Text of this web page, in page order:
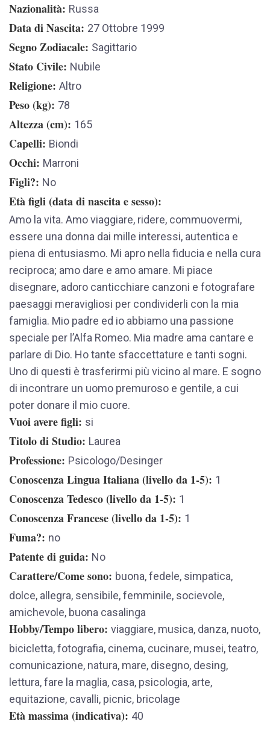
Nazionalità Russa
Data di Nascita 27 Ottobre 1999
Segno Zodiacale Sagittario
Stato Civile Nubile
Religione Altro
Peso (kg) 78
Altezza (cm) 165
Capelli Biondi
Occhi Marroni
Figli? No
Età figli (data di nascita e sesso)
Amo la vita. Amo viaggiare, ridere, commuovermi,
essere una donna dai mille interessi, autentica e
piena di entusiasmo. Mi apro nella fiducia e nella cura
reciproca; amo dare e amo amare. Mi piace
disegnare, adoro canticchiare canzoni e fotografare
paesaggi meravigliosi per condividerli con la mia
famiglia. Mio padre ed io abbiamo una passione
speciale per l’Alfa Romeo. Mia madre ama cantare e
parlare di Dio. Ho tante sfaccettature e tanti sogni.
Uno di questi è trasferirmi più vicino al mare. E sogno
di incontrare un uomo premuroso e gentile, a cui
poter donare il mio cuore.
Vuoi avere figli si
Titolo di Studio Laurea
Professione Psicologo/Desinger
Conoscenza Lingua Italiana (livello da 1-5) 1
Conoscenza Tedesco (livello da 1-5) 1
Conoscenza Francese (livello da 1-5) 1
Fuma? no
Patente di guida No
Carattere/Come sono
buona, fedele, simpatica,
dolce, allegra, sensibile, femminile, socievole,
amichevole, buona casalinga
Hobby/Tempo libero viaggiare, musica, danza, nuoto,
bicicletta, fotografia, cinema, cucinare, musei, teatro,
comunicazione, natura, mare, disegno, desing,
lettura, fare la maglia, casa, psicologia, arte,
equitazione, cavalli, picnic, bricolage
Età massima (indicativa) 40